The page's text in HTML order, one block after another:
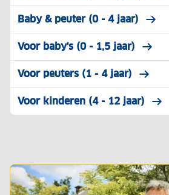
Baby & peuter (0 - 4 jaar)
Voor baby's (0 - 1,5 jaar)
Voor peuters (1 - 4 jaar)
Voor kinderen (4 - 12 jaar)